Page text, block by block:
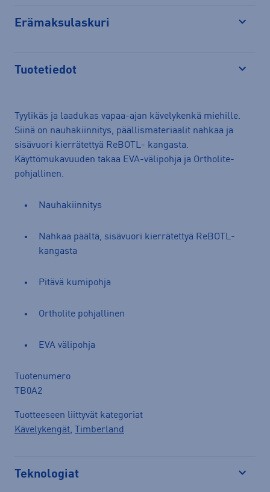
Erämaksulaskuri
Tuotetiedot
Tyylikäs ja laadukas vapaa-ajan kävelykenkä miehille.
Siinä on nauhakiinnitys, päällismateriaalit nahkaa ja
sisävuori kierrätettyä ReBOTL- kangasta.
Käyttömukavuuden takaa EVA-välipohja ja Ortholite-
pohjallinen.
Nauhakiinnitys
Nahkaa päältä, sisävuori kierrätettyä ReBOTL-
kangasta
Pitävä kumipohja
Ortholite pohjallinen
EVA välipohja
Tuotenumero
TB0A2
Tuotteeseen liittyvät kategoriat
Kävelykengät, Timberland
Teknologiat